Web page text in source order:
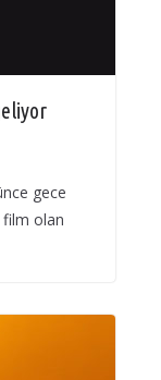
gece
film olan